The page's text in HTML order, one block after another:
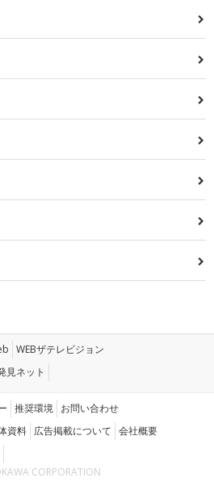
WEBザテレビジョン
見ネット
推奨環境 お問い合わせ
資料 広告掲載について 会社概要
CORPORATION